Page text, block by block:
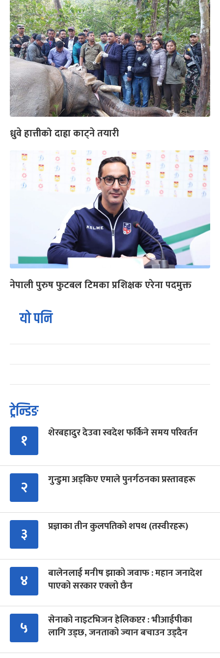
ध्रुवे हात्तीको दाह्रा काट्ने तयारी
नेपाली पुरुष फुटबल टिमका प्रशिक्षक एरेना पदमुक्त
यो पनि
ट्रेन्डिङ
१ शेरबहादुर देउवा स्वदेश फर्किने समय परिवर्तन
२ गुन्डुमा अड्किए एमाले पुनर्गठनका प्रस्तावहरू
३ प्रज्ञाका तीन कुलपतिको शपथ (तस्वीरहरू)
४
बालेनलाई मनीष झाको जवाफ : महान जनादेश
पाएको सरकार एक्लो छैन
५
सेनाको नाइटभिजन हेलिकप्टर : भीआईपीका
लागि उड्छ, जनताको ज्यान बचाउन उड्दैन